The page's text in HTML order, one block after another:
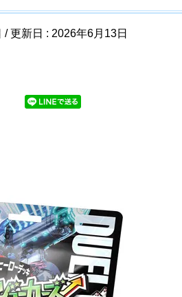
/ 更新日 : 2026年6月13日